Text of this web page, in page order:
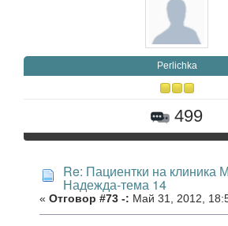
Perlichka
499
Re: Пациентки на клиника
Надежда-тема 14
« Отговор #73 -: Май 31, 2012,